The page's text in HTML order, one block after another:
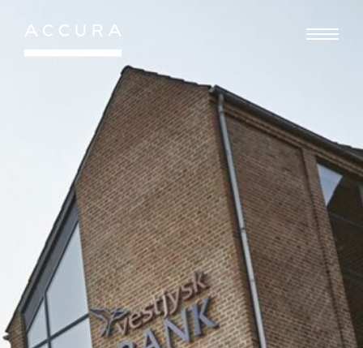
Gå
indhold